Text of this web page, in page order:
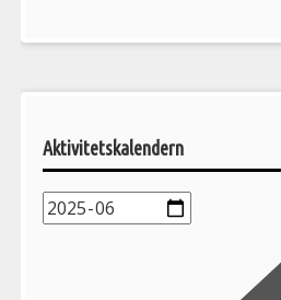
aktiviteter
Aktivitetskalendern